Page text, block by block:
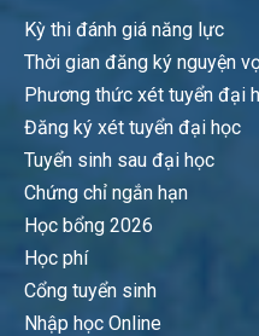
Kỳ thi đánh giá năng lực
Thời gian đăng ký nguyện
Phương thức xét tuyển đại
Đăng ký xét tuyển đại học
Tuyển sinh sau đại học
Chứng chỉ ngắn hạn
Học bổng 2026
Học phí
Cổng tuyển sinh
Nhập học Online